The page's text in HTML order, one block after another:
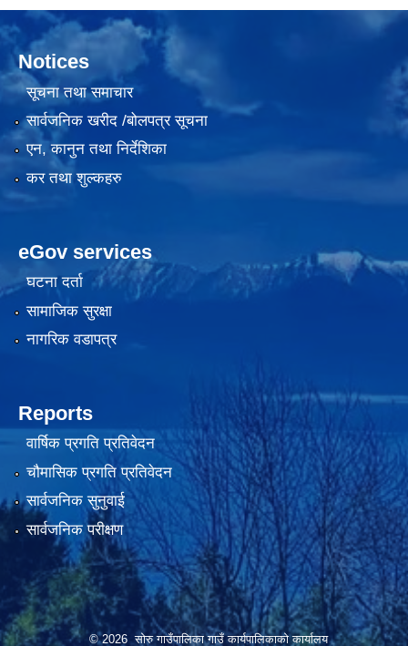
Notices
सूचना तथा समाचार
सार्वजनिक खरीद /बोलपत्र सूचना
एन, कानुन तथा निर्देशिका
कर तथा शुल्कहरु
eGov services
घटना दर्ता
सामाजिक सुरक्षा
नागरिक वडापत्र
Reports
वार्षिक प्रगति प्रतिवेदन
चौमासिक प्रगति प्रतिवेदन
सार्वजनिक सुनुवाई
सार्वजनिक परीक्षण
© 2026 सोरु गाउँपालिका गाउँ कार्यपालिकाको कार्यालय